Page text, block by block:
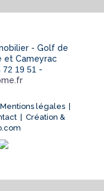
- Golf de
et Cameyrac
19 51 -
Mentions légales |
| Création &